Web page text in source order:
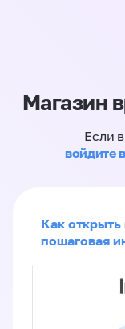
Магазин
Если
войдите
Как открыть
пошаговая